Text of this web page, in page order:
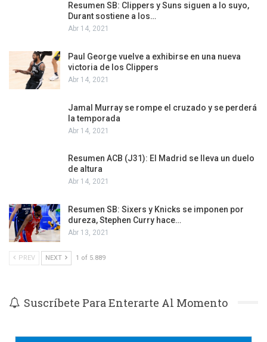
Resumen SB: Clippers y Suns siguen a lo suyo,
Durant sostiene a los…
Abr 14, 2021
Paul George vuelve a exhibirse en una nueva
victoria de los Clippers
Abr 14, 2021
Jamal Murray se rompe el cruzado y se perderá
la temporada
Abr 14, 2021
Resumen ACB (J31): El Madrid se lleva un duelo
de altura
Abr 14, 2021
Resumen SB: Sixers y Knicks se imponen por
dureza, Stephen Curry hace…
Abr 13, 2021
PREV NEXT 1 of 5.889
Suscríbete Para Enterarte Al Momento